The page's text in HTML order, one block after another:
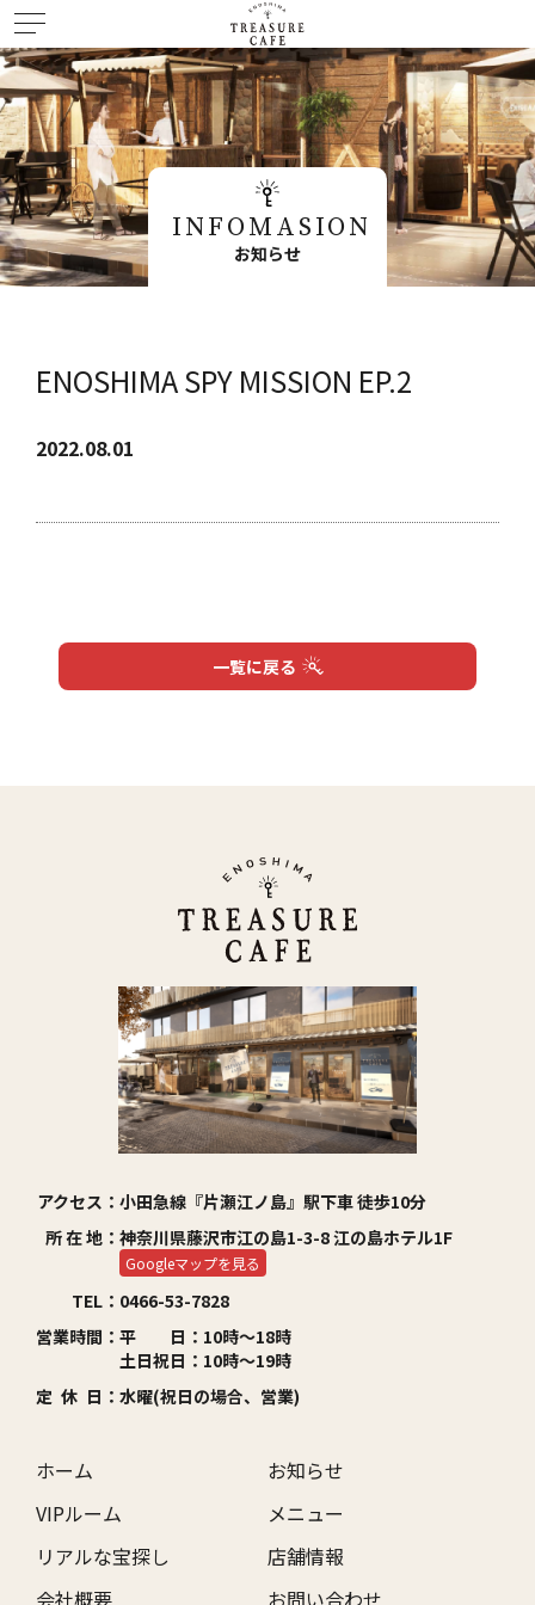
お知らせ
VIPルーム
VIP Room
メニュー
Menu
リアルな宝探し
Quest
店舗情報
Shop
Profile Contact
個人情報保護方針
INFOMASION
お知らせ
ENOSHIMA SPY MISSION EP.2
2022.08.01
一覧に戻る
アクセス： 小田急線『片瀬江ノ島』駅下車 徒歩10分
所 在 地： 神奈川県藤沢市江の島1-3-8 江の島ホテル1F
Googleマップを見る
TEL： 0466-53-7828
営業時間： 平 日：10時～18時
土日祝日：10時～19時
定 休 日： 水曜(祝日の場合、営業)
ホーム
お知らせ
VIPルーム
メニュー
リアルな宝探し
店舗情報